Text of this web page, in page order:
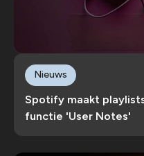
Spotify maakt
functie 'User Notes'
Nieuws